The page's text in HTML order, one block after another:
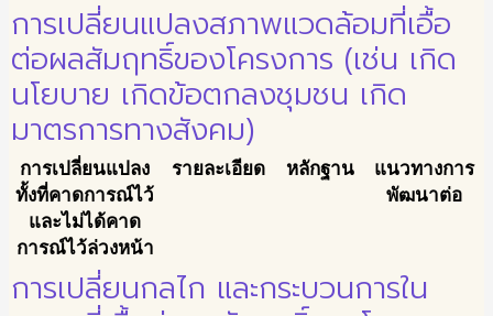
การเปลี่ยนแปลงสภาพแวดล้อมที่เอื้อ
ต่อผลสัมฤทธิ์ของโครงการ (เช่น เกิด
นโยบาย เกิดข้อตกลงชุมชน เกิด
มาตรการทางสังคม)
การเปลี่ยนแปลง
ทั้งที่คาดการณ์ไว้
และไม่ได้คาด
การณ์ไว้ล่วงหน้า
รายละเอียด หลักฐาน
แนวทางการ
พัฒนาต่อ
การเปลี่ยนกลไก และกระบวนการใน